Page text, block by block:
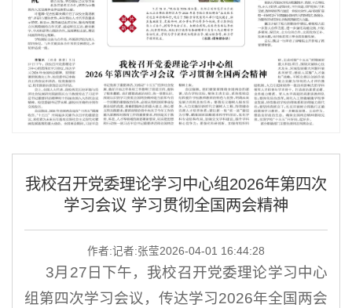
我校召开党委理论学习中心组2026年第四次
学习会议 学习贯彻全国两会精神
作者:记者:张莹2026-04-01 16:44:28
3月27日下午，我校召开党委理论学习中心
组第四次学习会议，传达学习2026年全国两会